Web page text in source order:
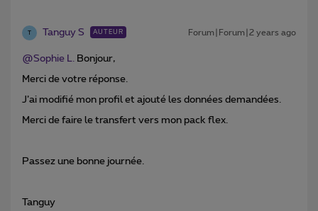
T Tanguy S AUTEUR Forum|Forum|2 years ago
@Sophie L. Bonjour,
Merci de votre réponse.
J’ai modifié mon profil et ajouté les données demandées.
Merci de faire le transfert vers mon pack flex.
Passez une bonne journée.
Tanguy